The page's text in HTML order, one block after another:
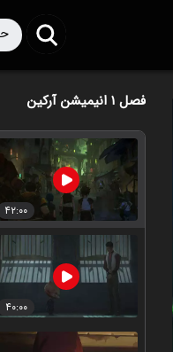
فصل ۱ انیمیشن آرکین
۴۲:۰۰
۴۰:۰۰